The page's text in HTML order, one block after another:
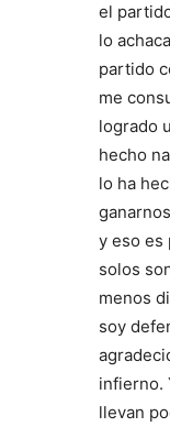
el
lo
partido
me
logrado
hecho
lo ha
y eso es
solos
menos
soy
infierno.
llevan